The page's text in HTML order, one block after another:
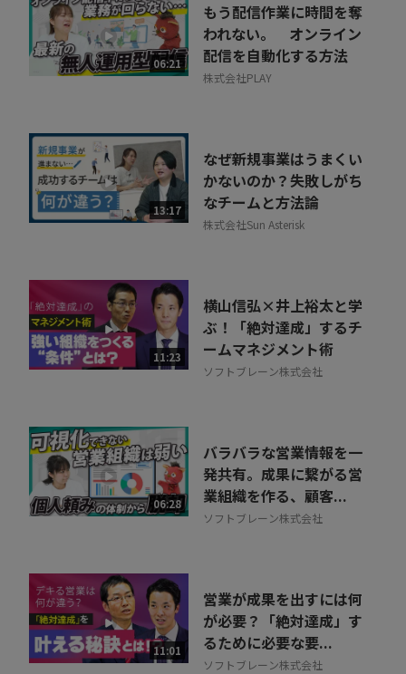
06:21
もう配信作業に時間を奪
われない。 オンライン
配信を自動化する方法
株式会社PLAY
13:17
なぜ新規事業はうまくい
かないのか？失敗しがち
なチームと方法論
株式会社Sun Asterisk
11:23
横山信弘×井上裕太と学
ぶ！「絶対達成」するチ
ームマネジメント術
ソフトブレーン株式会社
06:28
バラバラな営業情報を一
発共有。成果に繋がる営
業組織を作る、顧客...
ソフトブレーン株式会社
11:01
営業が成果を出すには何
が必要？「絶対達成」す
るために必要な要...
ソフトブレーン株式会社